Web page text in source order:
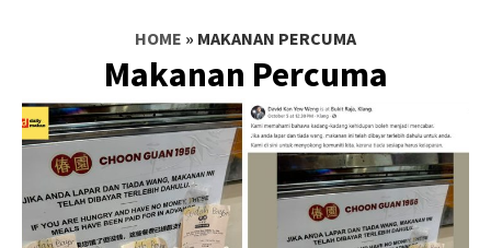
HOME » MAKANAN PERCUMA
Makanan Percuma